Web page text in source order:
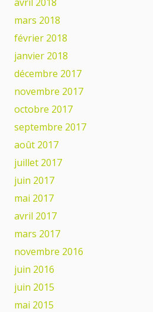
mars 2018
février 2018
janvier 2018
décembre 2017
novembre 2017
octobre 2017
septembre 2017
août 2017
juillet 2017
juin 2017
mai 2017
avril 2017
mars 2017
novembre 2016
juin 2016
juin 2015
mai 2015